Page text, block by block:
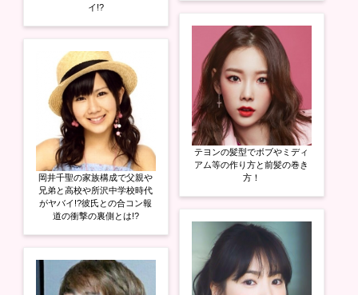
イ!?
岡井千聖の家族構成で父親や
兄弟と高校や所沢中学校時代
がヤバイ!?彼氏との合コン報
道の衝撃の裏側とは!?
テヨンの髪型でボブやミディ
アム等の作り方と前髪の巻き
方！